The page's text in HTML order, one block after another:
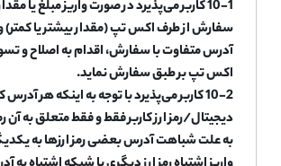
10-1 کاربر می‌پذیرد در صورت واریز مبلغ یا
سفارش از طرف اکس تپ (مقدار بیشتر یا کمتر) و
آدرس متفاوت با سفارش، اقدام به اصلاح و
اکس تپ بر طبق سفارش نماید.
10-2 کاربر می‌پذیرد با توجه به اینکه هر
دیجیتال/رمز ارز کاربر فقط و فقط متعلق به آن
به علت شباهت آدرس بعضی رمز ارزها به